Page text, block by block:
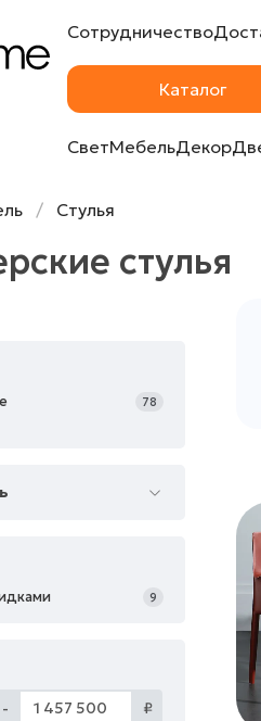
Сотрудничество
Каталог
СветМебельДекор
Стулья
стулья
78
9
- ₽